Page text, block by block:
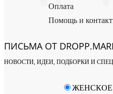
Оплата
Помощь и
ПИСЬМА ОТ
НОВОСТИ, ИДЕИ, ПОДБОРКИ И
ЖЕНСКОЕ